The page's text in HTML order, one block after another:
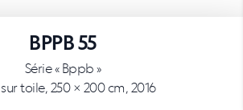
BPPB 55
Série « Bppb »
toile, 250 × 200 cm, 2016